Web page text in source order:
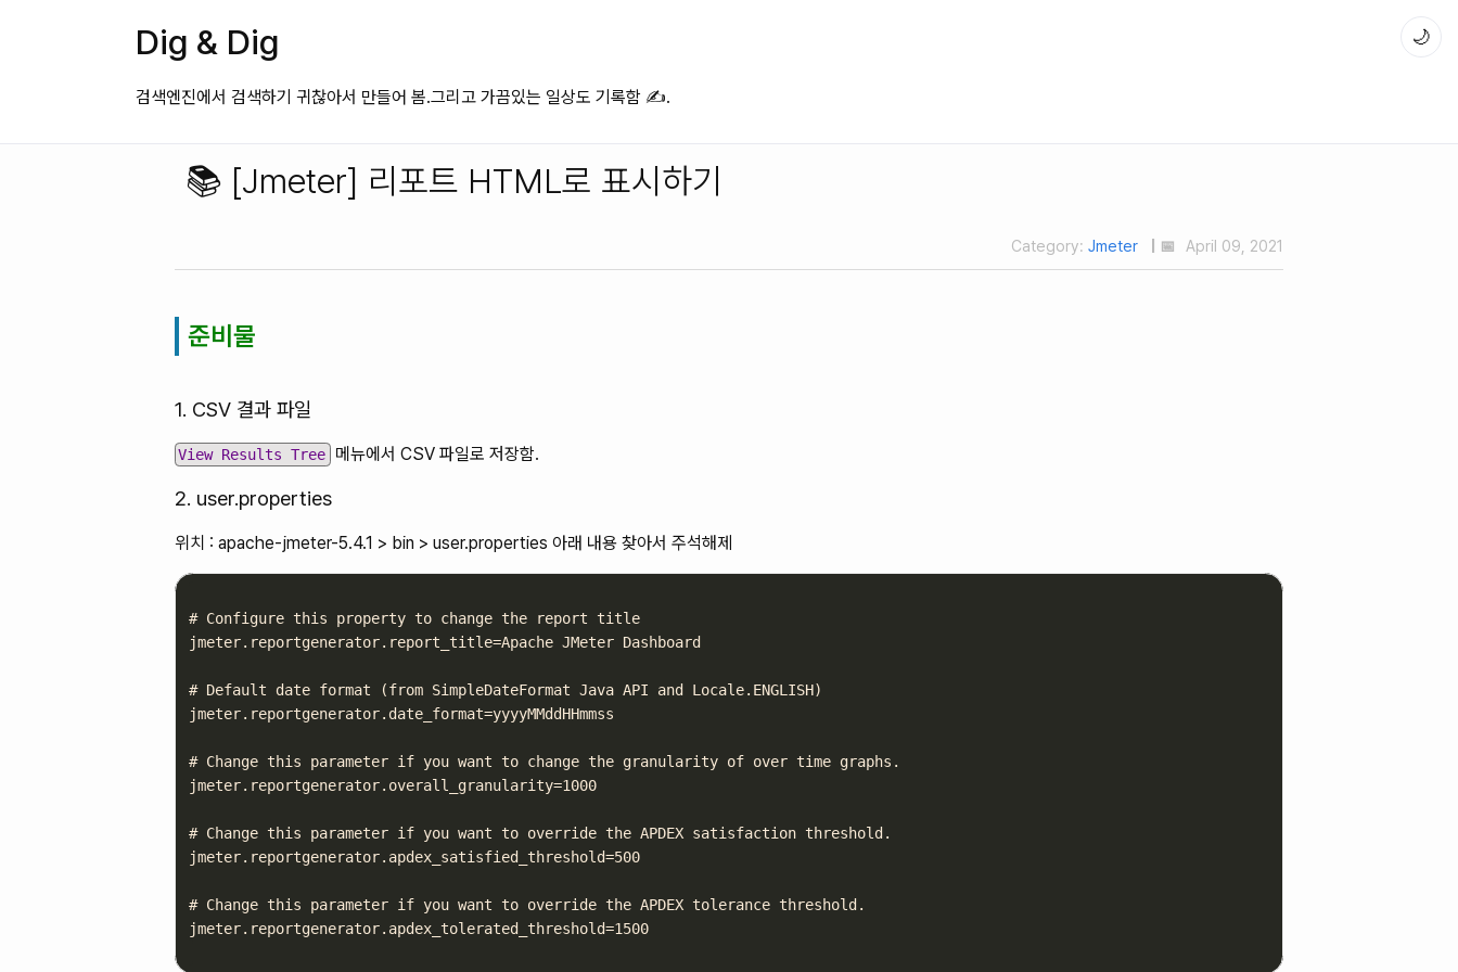
Dig & Dig
검색엔진에서 검색하기 귀찮아서 만들어 봄.그리고 가끔있는 일상도 기록함 ✍️.
🌙
📚 [Jmeter] 리포트 HTML로 표시하기
Category: Jmeter | 📅 April 09, 2021
준비물
1. CSV 결과 파일
View Results Tree 메뉴에서 CSV 파일로 저장함.
2. user.properties
위치 : apache-jmeter-5.4.1 > bin > user.properties 아래 내용 찾아서 주석해제
# Configure this property to change the report title
jmeter.reportgenerator.report_title=Apache JMeter Dashboard
# Default date format (from SimpleDateFormat Java API and Locale.ENGLISH)
jmeter.reportgenerator.date_format=yyyyMMddHHmmss
# Change this parameter if you want to change the granularity of over time graphs.
jmeter.reportgenerator.overall_granularity=1000
# Change this parameter if you want to override the APDEX satisfaction threshold.
jmeter.reportgenerator.apdex_satisfied_threshold=500
# Change this parameter if you want to override the APDEX tolerance threshold.
jmeter.reportgenerator.apdex_tolerated_threshold=1500